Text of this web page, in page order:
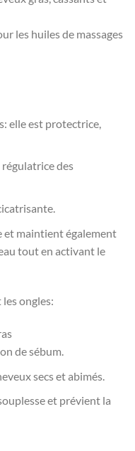
les huiles de massages
elle est protectrice,
régulatrice des
et maintient également
tout en activant le
les ongles:
de sébum.
secs et abimés.
et prévient la